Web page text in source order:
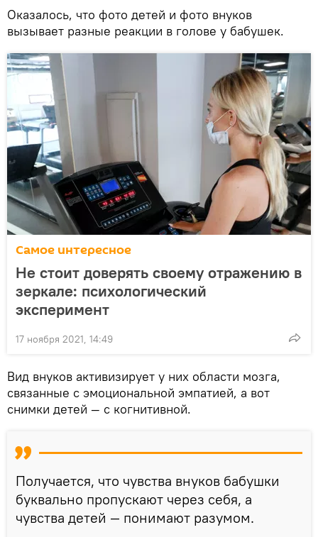
Оказалось, что фото детей и фото внуков
вызывает разные реакции в голове у бабушек.
Самое интересное
Не стоит доверять своему отражению в
зеркале: психологический
эксперимент
17 ноября 2021, 14:49
Вид внуков активизирует у них области мозга,
связанные с эмоциональной эмпатией, а вот
снимки детей — с когнитивной.
Получается, что чувства внуков бабушки
буквально пропускают через себя, а
чувства детей — понимают разумом.